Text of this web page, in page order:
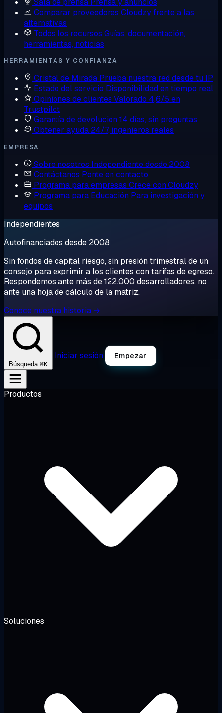
Sala de prensa Prensa y anuncios
Comparar proveedores Cloudzy frente a las
alternativas
Todos los recursos Guías, documentación,
herramientas, noticias
HERRAMIENTAS Y CONFIANZA
Cristal de Mirada Prueba nuestra red desde tu IP
Estado del servicio Disponibilidad en tiempo real
Opiniones de clientes Valorado 4,6/5 en
Trustpilot
Garantía de devolución 14 días, sin preguntas
Obtener ayuda 24/7, ingenieros reales
EMPRESA
Sobre nosotros Independiente desde 2008
Contáctanos Ponte en contacto
Programa para empresas Crece con Cloudzy
Programa para Educación Para investigación y
equipos
Independientes
Autofinanciados desde 2008
Sin fondos de capital riesgo, sin presión trimestral de un
consejo para exprimir a los clientes con tarifas de egreso.
Respondemos ante más de 122.000 desarrolladores, no
ante una hoja de cálculo de la matriz.
Conoce nuestra historia →
Búsqueda ⌘K
Iniciar sesión Empezar
Productos
Soluciones